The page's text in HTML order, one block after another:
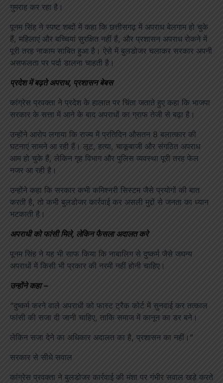
गुमराह कर रहा है।
पूनम सिंह ने स्पष्ट शब्दों में कहा कि छत्तीसगढ़ में अपराध बेलगाम हो चुके
हैं, महिलाएं और बच्चियां सुरक्षित नहीं हैं, और प्रशासन अपराध रोकने में
पूरी तरह नाकाम साबित हुआ है। ऐसे में बुलडोजर चलाकर सरकार अपनी
असफलता पर पर्दा डालना चाहती है।
प्रदेश में बढ़ते अपराध, प्रशासन बेबस
कांग्रेस प्रवक्ता ने प्रदेश के हालात पर चिंता जताते हुए कहा कि भाजपा
सरकार के सत्ता में आने के बाद अपराधों का ग्राफ तेजी से बढ़ा है।
उन्होंने आरोप लगाया कि राज्य में प्रतिदिन औसतन 8 बलात्कार की
घटनाएं सामने आ रही हैं। लूट, हत्या, चाकूबाजी और संगठित अपराध
आम हो चुके हैं, लेकिन गृह विभाग और पुलिस व्यवस्था पूरी तरह फेल
नजर आ रही है।
उन्होंने कहा कि सरकार कभी कमिश्नरी सिस्टम जैसे प्रयोगों की बात
करती है, तो कभी बुलडोजर कार्रवाई कर असली मुद्दों से जनता का ध्यान
भटकाती है।
अपराधी को फांसी मिले, लेकिन फैसला अदालत करे
पूनम सिंह ने यह भी साफ किया कि नाबालिग से दुष्कर्म जैसे जघन्य
अपराधों में किसी भी प्रकार की नरमी नहीं होनी चाहिए।
उन्होंने कहा –
“दुष्कर्म करने वाले अपराधी को फास्ट ट्रैक कोर्ट में सुनवाई कर तत्काल
फांसी की सजा दी जानी चाहिए, ताकि समाज में कानून का डर बने।
लेकिन सजा देने का अधिकार अदालत का है, प्रशासन का नहीं।”
सरकार से सीधे सवाल
कांग्रेस प्रवक्ता ने बुलडोजर कार्रवाई की मंशा पर गंभीर सवाल खड़े करते